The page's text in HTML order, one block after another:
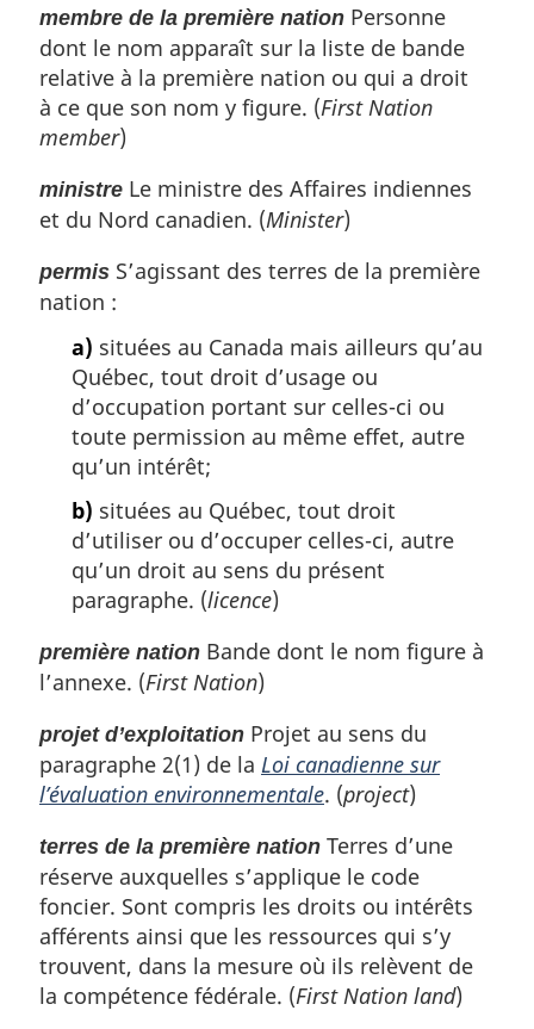
membre de la première nation Personne
dont le nom apparaît sur la liste de bande
relative à la première nation ou qui a droit
à ce que son nom y figure. (First Nation
member)
ministre Le ministre des Affaires indiennes
et du Nord canadien. (Minister)
permis S’agissant des terres de la première
nation :
a) situées au Canada mais ailleurs qu’au
Québec, tout droit d’usage ou
d’occupation portant sur celles-ci ou
toute permission au même effet, autre
qu’un intérêt;
b) situées au Québec, tout droit
d’utiliser ou d’occuper celles-ci, autre
qu’un droit au sens du présent
paragraphe. (licence)
première nation Bande dont le nom figure à
l’annexe. (First Nation)
projet d’exploitation Projet au sens du
paragraphe 2(1) de la Loi canadienne sur
l’évaluation environnementale. (project)
terres de la première nation Terres d’une
réserve auxquelles s’applique le code
foncier. Sont compris les droits ou intérêts
afférents ainsi que les ressources qui s’y
trouvent, dans la mesure où ils relèvent de
la compétence fédérale. (First Nation land)